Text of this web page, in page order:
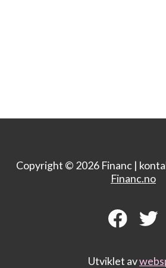
Copyright © 2026 Financ |
Financ.no
Utviklet av